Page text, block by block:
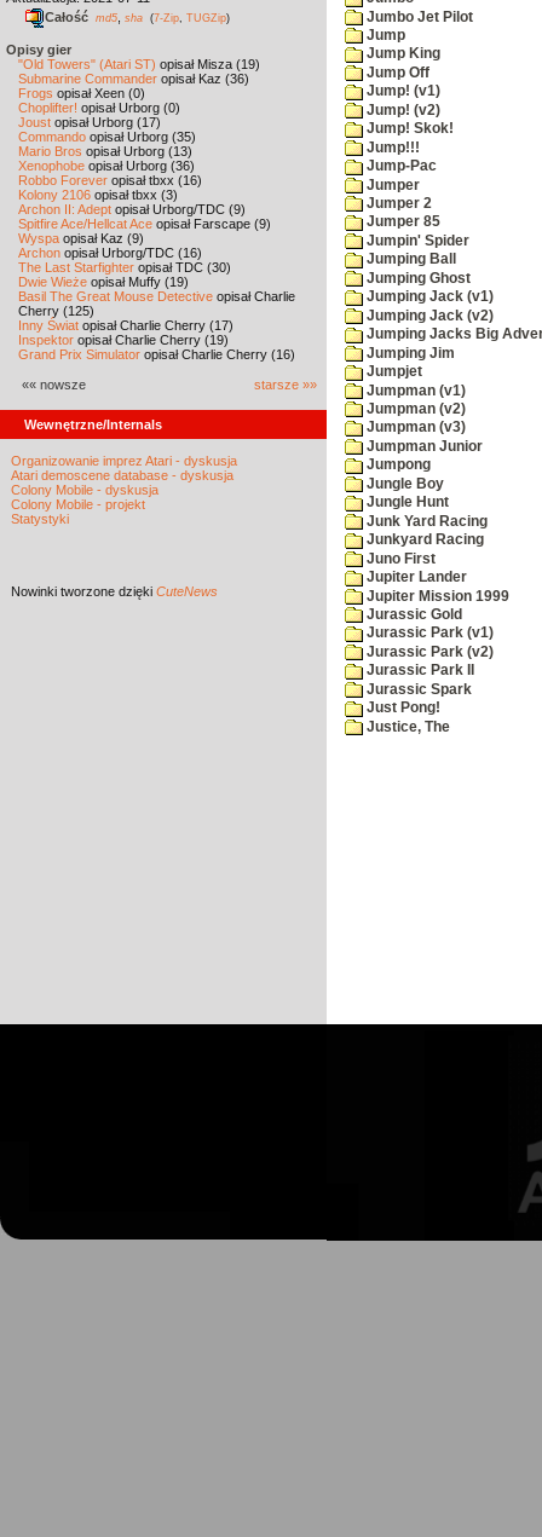
Całość md5 sha (7-Zip TUGZip)
Opisy gier
"Old Towers" (Atari ST) opisał Misza (19)
Submarine Commander opisał Kaz (36)
Frogs opisał Xeen (0)
Choplifter! opisał Urborg (0)
Joust opisał Urborg (17)
Commando opisał Urborg (35)
Mario Bros opisał Urborg (13)
Xenophobe opisał Urborg (36)
Robbo Forever opisał tbxx (16)
Kolony 2106 opisał tbxx (3)
Archon II: Adept opisał Urborg/TDC (9)
Spitfire Ace/Hellcat Ace opisał Farscape (9)
Wyspa opisał Kaz (9)
Archon opisał Urborg/TDC (16)
The Last Starfighter opisał TDC (30)
Dwie Wieże opisał Muffy (19)
Basil The Great Mouse Detective opisał Charlie
Cherry (125)
Inny Świat opisał Charlie Cherry (17)
Inspektor opisał Charlie Cherry (19)
Grand Prix Simulator opisał Charlie Cherry (16)
«« nowsze starsze »»
Wewnętrzne/Internals
Organizowanie imprez Atari - dyskusja
Atari demoscene database - dyskusja
Colony Mobile - dyskusja
Colony Mobile - projekt
Statystyki
Nowinki tworzone dzięki CuteNews
Jumbo Jet Pilot
Jump
Jump King
Jump Off
Jump! (v1)
Jump! (v2)
Jump! Skok!
Jump!!!
Jump-Pac
Jumper
Jumper 2
Jumper 85
Jumpin' Spider
Jumping Ball
Jumping Ghost
Jumping Jack (v1)
Jumping Jack (v2)
Jumping Jacks Big
Jumping Jim
Jumpjet
Jumpman (v1)
Jumpman (v2)
Jumpman (v3)
Jumpman Junior
Jumpong
Jungle Boy
Jungle Hunt
Junk Yard Racing
Junkyard Racing
Juno First
Jupiter Lander
Jupiter Mission 1999
Jurassic Gold
Jurassic Park (v1)
Jurassic Park (v2)
Jurassic Park II
Jurassic Spark
Just Pong!
Justice, The